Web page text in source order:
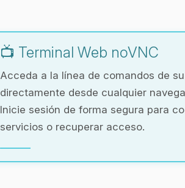
📺 Terminal Web noVNC
Acceda a la línea de comandos de
directamente desde cualquier
Inicie sesión de forma segura para
servicios o recuperar acceso.